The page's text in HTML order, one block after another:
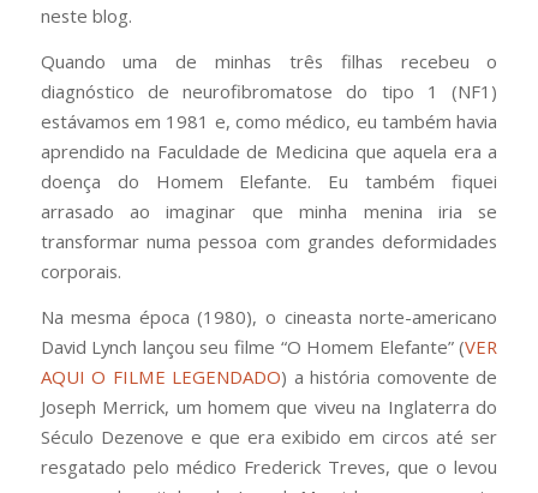
neste blog.
Quando uma de minhas três filhas recebeu o
diagnóstico de neurofibromatose do tipo 1 (NF1)
estávamos em 1981 e, como médico, eu também havia
aprendido na Faculdade de Medicina que aquela era a
doença do Homem Elefante. Eu também fiquei
arrasado ao imaginar que minha menina iria se
transformar numa pessoa com grandes deformidades
corporais.
Na mesma época (1980), o cineasta norte-americano
David Lynch lançou seu filme “O Homem Elefante” (VER
AQUI O FILME LEGENDADO) a história comovente de
Joseph Merrick, um homem que viveu na Inglaterra do
Século Dezenove e que era exibido em circos até ser
resgatado pelo médico Frederick Treves, que o levou